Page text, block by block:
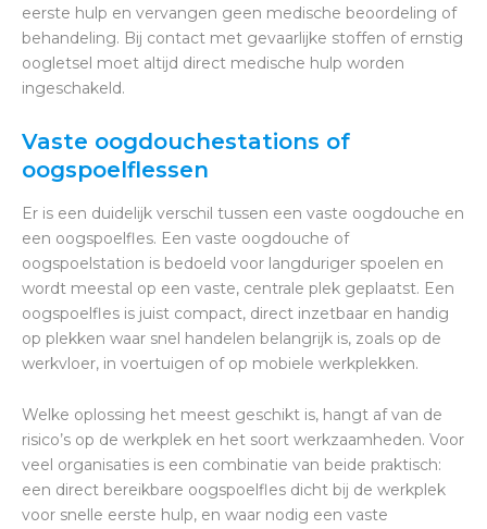
eerste hulp en vervangen geen medische beoordeling of
behandeling. Bij contact met gevaarlijke stoffen of ernstig
oogletsel moet altijd direct medische hulp worden
ingeschakeld.
Vaste oogdouchestations of
oogspoelflessen
Er is een duidelijk verschil tussen een vaste oogdouche en
een oogspoelfles. Een vaste oogdouche of
oogspoelstation is bedoeld voor langduriger spoelen en
wordt meestal op een vaste, centrale plek geplaatst. Een
oogspoelfles is juist compact, direct inzetbaar en handig
op plekken waar snel handelen belangrijk is, zoals op de
werkvloer, in voertuigen of op mobiele werkplekken.
Welke oplossing het meest geschikt is, hangt af van de
risico’s op de werkplek en het soort werkzaamheden. Voor
veel organisaties is een combinatie van beide praktisch:
een direct bereikbare oogspoelfles dicht bij de werkplek
voor snelle eerste hulp, en waar nodig een vaste